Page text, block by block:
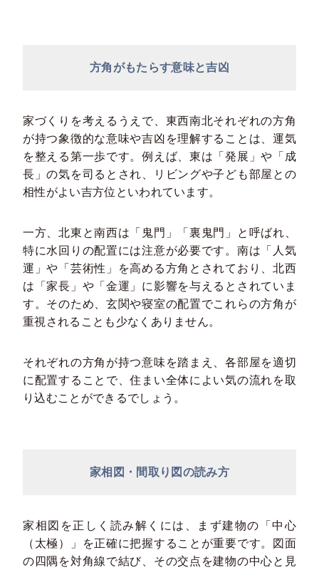
方角がもたらす意味と吉凶
家づくりを考えるうえで、東西南北それぞれの方角
が持つ象徴的な意味や吉凶を理解することは、運気
を整える第一歩です。例えば、東は「発展」や「成
長」の気を司るとされ、リビングや子ども部屋との
相性がよい吉方位といわれています。
一方、北東と南西は「鬼門」「裏鬼門」と呼ばれ、
特に水回りの配置には注意が必要です。南は「人気
運」や「芸術性」を高める方角とされており、北西
は「家長」や「金運」に影響を与えるとされていま
す。そのため、玄関や寝室の配置でこれらの方角が
重視されることも少なくありません。
それぞれの方角が持つ意味を踏まえ、各部屋を適切
に配置することで、住まい全体によい気の流れを取
り込むことができるでしょう。
家相図・間取り図の読み方
家相図を正しく読み解くには、まず建物の「中心
（太極）」を正確に把握することが重要です。図面
の四隅を対角線で結び、その交点を建物の中心と見